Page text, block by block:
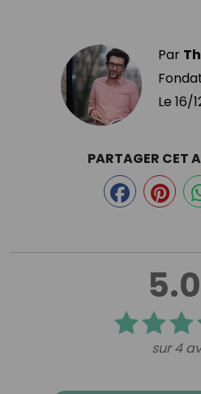
Par
Le 16/
5.0
sur 4
PARTAGER CET